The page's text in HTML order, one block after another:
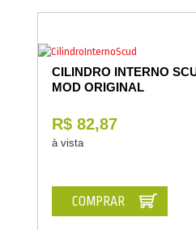
CILINDRO INTERNO
MOD ORIGINAL
R$ 82,87
à vista
COMPRAR